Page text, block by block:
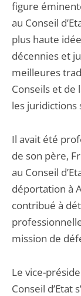
figure
au Conseil
plus haute
décennies et
meilleures
Conseils et de
les juridictions
Il avait été
de son père,
au Conseil
déportation à
contribué à
mission de
Le vice-
Conseil d’Etat